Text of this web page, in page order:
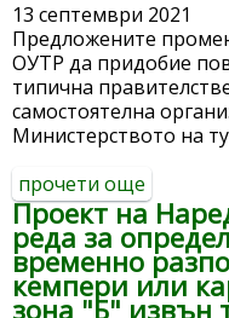
13 септември 2021
Предложените
ОУТР да придобие
типична
самостоятелна
Министерството на
прочети още
на
Проект на
реда за
временно
кемпери или
зона "Б" извън